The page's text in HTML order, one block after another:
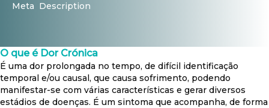
Meta Description
O que é Dor Crónica
É uma dor prolongada no tempo, de difícil identificação
temporal e/ou causal, que causa sofrimento, podendo
manifestar-se com várias características e gerar diversos
estádios de doenças. É um sintoma que acompanha, de forma